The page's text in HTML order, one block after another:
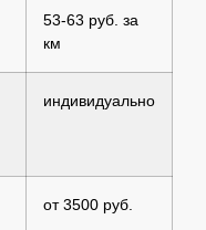
53-63 руб. за
км
индивидуально
от 3500 руб.